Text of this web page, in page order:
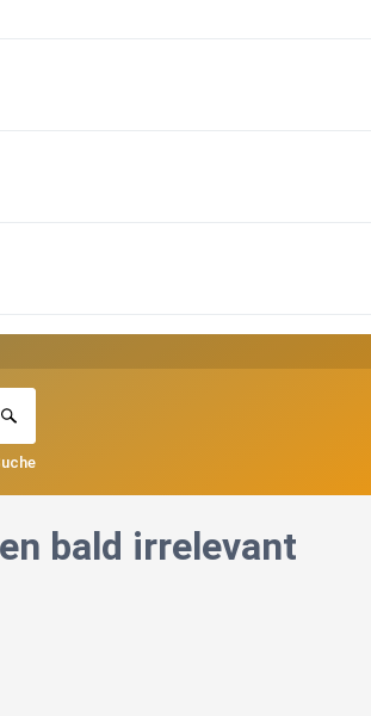
bald irrelevant